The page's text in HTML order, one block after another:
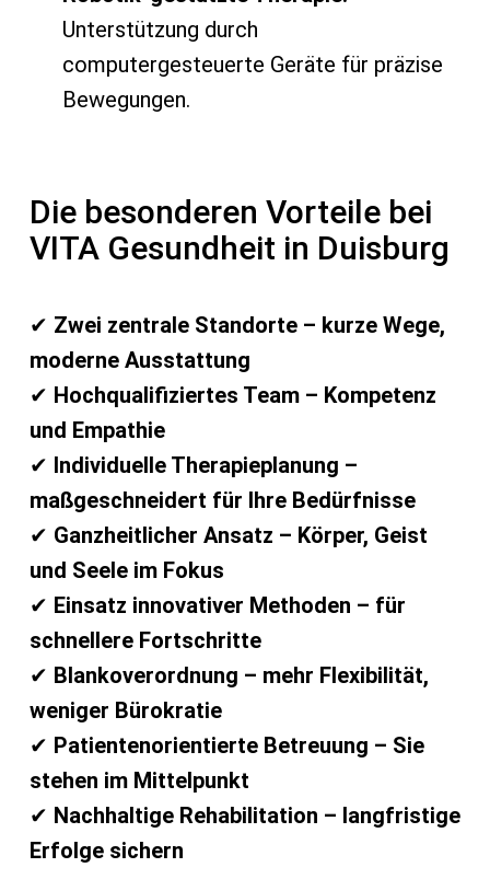
Unterstützung durch
computergesteuerte Geräte für präzise
Bewegungen.
Die besonderen Vorteile bei
VITA Gesundheit in Duisburg
✔ Zwei zentrale Standorte – kurze Wege,
moderne Ausstattung
✔ Hochqualifiziertes Team – Kompetenz
und Empathie
✔ Individuelle Therapieplanung –
maßgeschneidert für Ihre Bedürfnisse
✔ Ganzheitlicher Ansatz – Körper, Geist
und Seele im Fokus
✔ Einsatz innovativer Methoden – für
schnellere Fortschritte
✔ Blankoverordnung – mehr Flexibilität,
weniger Bürokratie
✔ Patientenorientierte Betreuung – Sie
stehen im Mittelpunkt
✔ Nachhaltige Rehabilitation – langfristige
Erfolge sichern